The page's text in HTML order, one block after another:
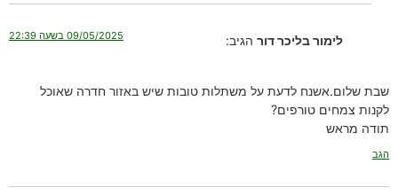
לימור בליכר דור הגיב: 09/05/2025 בשעה 22:39
שבת שלום.אשנח לדעת על משתלות טובות שיש באזור חדרה שאוכל
לקנות צמחים טורפים?
תודה מראש
הגב